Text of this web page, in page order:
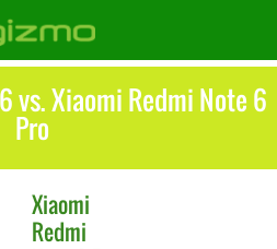
vs. Xiaomi Redmi Note 6
Pro
Xiaomi
Redmi